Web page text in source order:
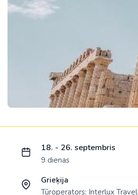
18. - 26. septembris
9 dienas
Grieķija
Tūroperators: Interlux Travel